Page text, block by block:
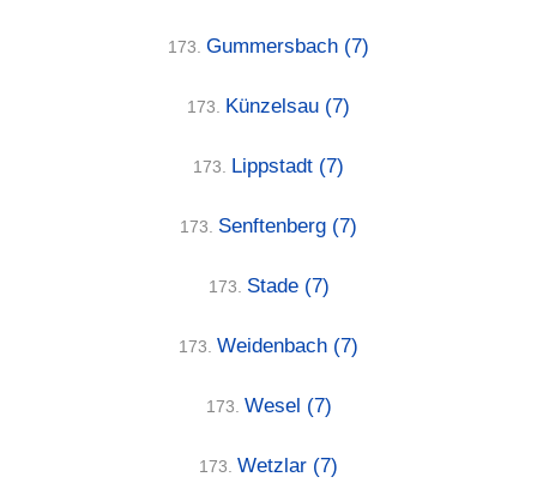
173. Gummersbach (7)
173. Künzelsau (7)
173. Lippstadt (7)
173. Senftenberg (7)
173. Stade (7)
173. Weidenbach (7)
173. Wesel (7)
173. Wetzlar (7)